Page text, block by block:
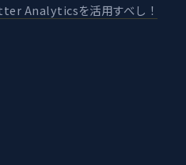
Analyticsを活用すべし！